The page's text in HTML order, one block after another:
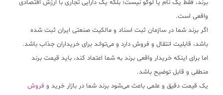
برند، فقط یک نام یا لوگو نیست؛ بلکه یک دارایی تجاری با ارزش اقتصادی
واقعی است.
اگر برند شما در سازمان ثبت اسناد و مالکیت صنعتی ایران ثبت شده
باشد، قابلیت انتقال و فروش دارد و می‌تواند برای خریداران جذاب باشد.
اما برای اینکه خریدار واقعی برند به شما اعتماد کند، باید قیمت برند
منطقی و قابل توضیح باشد.
یک قیمت دقیق و علمی باعث می‌شود برند شما در بازار خرید و فروش